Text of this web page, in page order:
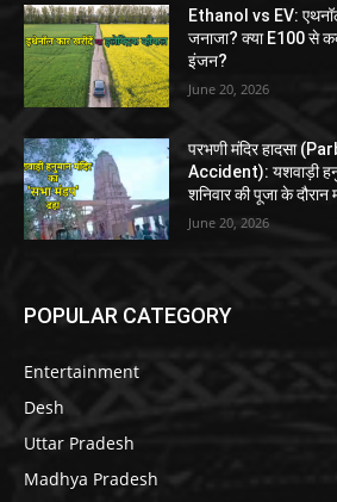
Ethanol vs EV: एथनॉल
जनाजा? क्या E100 से
इंजन?
June 20, 2026
परभणी मंदिर हादसा
Accident): यशवाड़ी
शनिवार की पूजा के दौरान
June 20, 2026
POPULAR CATEGORY
Entertainment
Desh
Uttar Pradesh
Madhya Pradesh